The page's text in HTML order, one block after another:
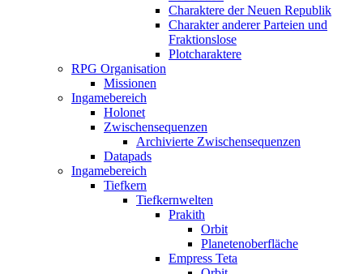
Charaktere der Neuen Republik
Charakter anderer Parteien und
Fraktionslose
Plotcharaktere
RPG Organisation
Missionen
Ingamebereich
Holonet
Zwischensequenzen
Archivierte Zwischensequenzen
Datapads
Ingamebereich
Tiefkern
Tiefkernwelten
Prakith
Orbit
Planetenoberfläche
Empress Teta